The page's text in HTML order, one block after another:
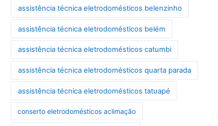
assistência técnica eletrodomésticos belenzinho
assistência técnica eletrodomésticos belém
assistência técnica eletrodomésticos catumbi
assistência técnica eletrodomésticos quarta parada
assistência técnica eletrodomésticos tatuapé
conserto eletrodomésticos aclimação